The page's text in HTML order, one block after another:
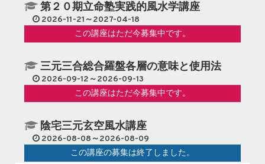
第２０期立命塾実践的風水学講座
2026-11-21～2027-04-18
この講座はただ今募集中です。
三元三合総合羅盤各層の意味と使用法
2026-09-12～2026-09-13
この講座はただ今募集中です。
陰宅三元玄空風水講座
2026-08-08～2026-08-09
この講座の募集は終了しました。